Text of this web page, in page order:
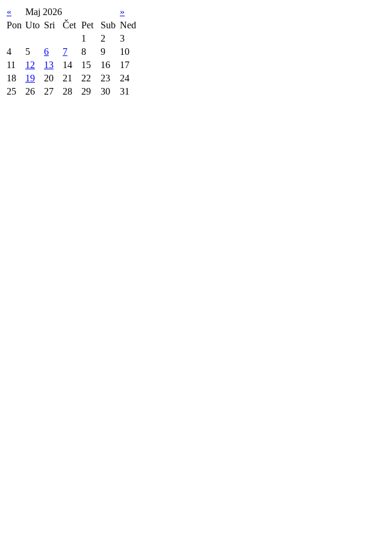
« Maj 2026
»
Pon Uto Sri Čet Pet Sub Ned
1
2
3
4
5 6 7 8 9
10
11
12 13 14 15 16
17
18
19 20 21 22 23
24
25
26 27 28 29 30 31